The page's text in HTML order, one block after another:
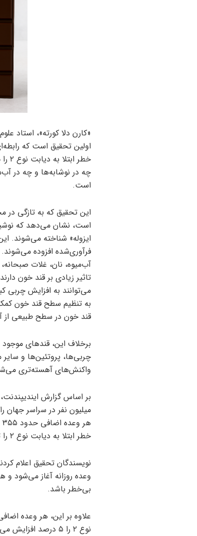
«کارن دلا کورته»، استاد
اولین تحقیق است که
چه در نوشابه‌ها و چه در
است.
این تحقیق که به تازگی
است، نشان می‌دهد که
ایزوله» شناخته می‌شوند.
فرآوری‌شده افزوده می‌شوند.
آب‌میوه، نان، غلات
تاثیر زیادی بر قند خون
می‌توانند به افزایش چربی
قند خون در سطح طبیعی از
برخلاف این، قندهای
چربی‌ها، پروتئین‌ها و سایر
واکنش‌های آهسته‌تری
بر اساس گزارش
میلیون نفر در سراسر جهان
خطر ابتلا به دیابت نوع ۲ را تا ۲۵ درصد افزایش می‌دهد.
نویسندگان تحقیق اعلام
وعده روزانه آغاز می‌شود و
بی‌خطر باشد.
نوع ۲ را ۵ درصد افزایش می‌دهد.